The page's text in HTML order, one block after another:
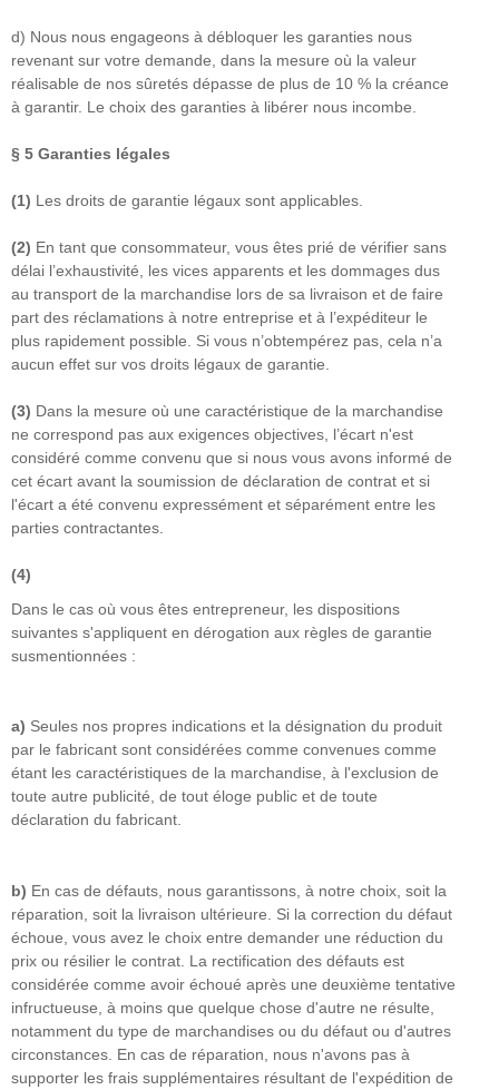
d) Nous nous engageons à débloquer les garanties nous
revenant sur votre demande, dans la mesure où la valeur
réalisable de nos sûretés dépasse de plus de 10 % la créance
à garantir. Le choix des garanties à libérer nous incombe.
§ 5 Garanties légales
(1) Les droits de garantie légaux sont applicables.
(2) En tant que consommateur, vous êtes prié de vérifier sans
délai l’exhaustivité, les vices apparents et les dommages dus
au transport de la marchandise lors de sa livraison et de faire
part des réclamations à notre entreprise et à l’expéditeur le
plus rapidement possible. Si vous n’obtempérez pas, cela n’a
aucun effet sur vos droits légaux de garantie.
(3) Dans la mesure où une caractéristique de la marchandise
ne correspond pas aux exigences objectives, l’écart n'est
considéré comme convenu que si nous vous avons informé de
cet écart avant la soumission de déclaration de contrat et si
l'écart a été convenu expressément et séparément entre les
parties contractantes.
(4)
Dans le cas où vous êtes entrepreneur, les dispositions
suivantes s'appliquent en dérogation aux règles de garantie
susmentionnées :
a) Seules nos propres indications et la désignation du produit
par le fabricant sont considérées comme convenues comme
étant les caractéristiques de la marchandise, à l'exclusion de
toute autre publicité, de tout éloge public et de toute
déclaration du fabricant.
b) En cas de défauts, nous garantissons, à notre choix, soit la
réparation, soit la livraison ultérieure. Si la correction du défaut
échoue, vous avez le choix entre demander une réduction du
prix ou résilier le contrat. La rectification des défauts est
considérée comme avoir échoué après une deuxième tentative
infructueuse, à moins que quelque chose d'autre ne résulte,
notamment du type de marchandises ou du défaut ou d'autres
circonstances. En cas de réparation, nous n'avons pas à
supporter les frais supplémentaires résultant de l'expédition de